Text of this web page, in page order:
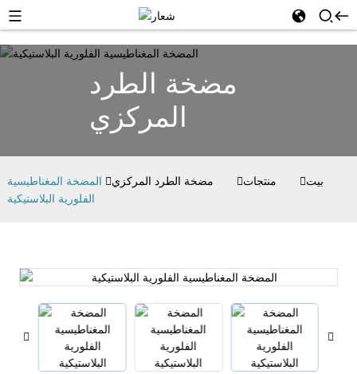
مضخة الطرد
المركزي
بيت منتجات مضخة الطرد المركزي
المضخة المغناطيسية
الفلورية البلاستيكية